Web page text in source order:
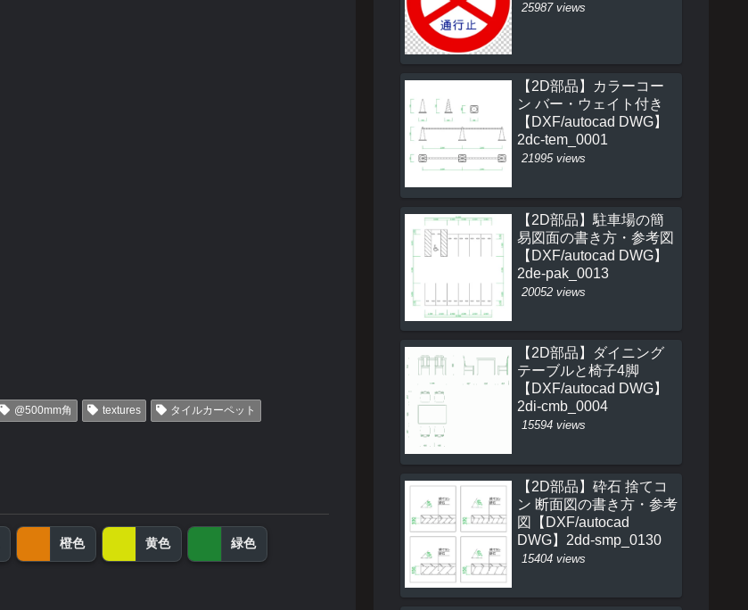
@500mm角 textures
タイルカーペット
橙色 黄色 緑色
25987 views
【2D部品】カラーコー
ン バー・ウェイト付き
【DXF/autocad DWG】
2dc-tem_0001
21995 views
【2D部品】駐車場の簡
易図面の書き方・参考図
【DXF/autocad DWG】
2de-pak_0013
20052 views
【2D部品】ダイニング
テーブルと椅子4脚
【DXF/autocad DWG】
2di-cmb_0004
15594 views
【2D部品】砕石 捨てコ
ン 断面図の書き方・参考
図【DXF/autocad
DWG】2dd-smp_0130
15404 views